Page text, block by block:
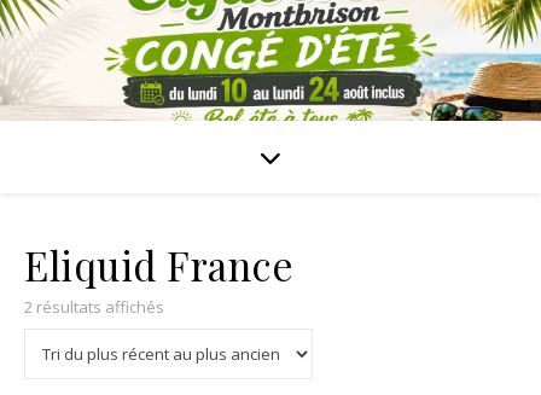
Eliquid France
2 résultats affichés